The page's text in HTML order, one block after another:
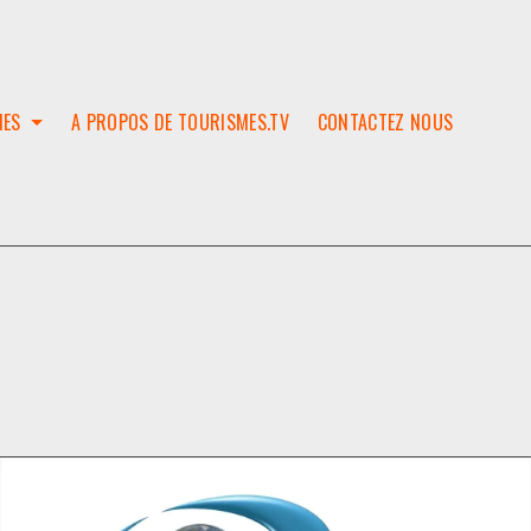
A PROPOS DE TOURISMES.TV CONTACTEZ NOUS